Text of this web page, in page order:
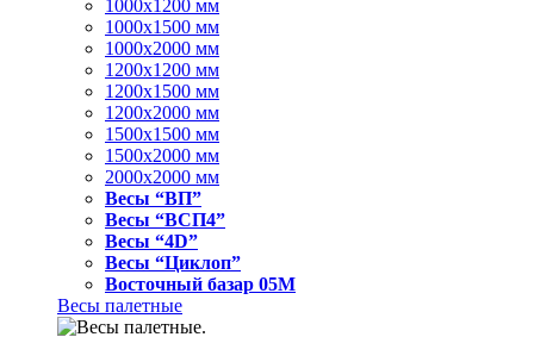
1000x1200 мм
1000x1500 мм
1000x2000 мм
1200x1200 мм
1200x1500 мм
1200x2000 мм
1500x1500 мм
1500x2000 мм
2000x2000 мм
Весы “ВП”
Весы “ВСП4”
Весы “4D”
Весы “Циклоп”
Восточный базар 05M
Весы палетные